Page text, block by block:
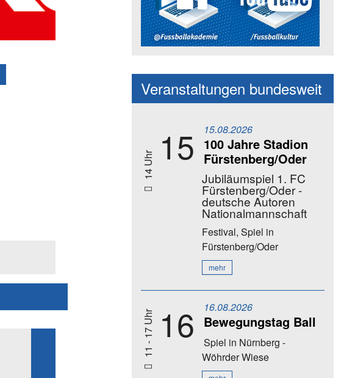
Social Media Kanäle der
Veranstaltungen bundesweit
14 Uhr 15 15.08.2026
100 Jahre Stadion
Fürstenberg/Oder
Jubiläumspiel 1. FC
Fürstenberg/Oder -
deutsche Autoren
Nationalmannschaft
Festival, Spiel in
Fürstenberg/Oder
mehr
11 - 17 Uhr 16 16.08.2026
Bewegungstag Ball
Spiel in Nürnberg -
Wöhrder Wiese